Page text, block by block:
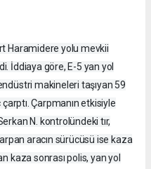
Haramidere yolu mevkii
İddiaya göre, E-5 yan yol
makineleri taşıyan 59
Çarpmanın etkisiyle
N. kontrolündeki tır,
aracın sürücüsü ise kaza
kaza sonrası polis, yan yol